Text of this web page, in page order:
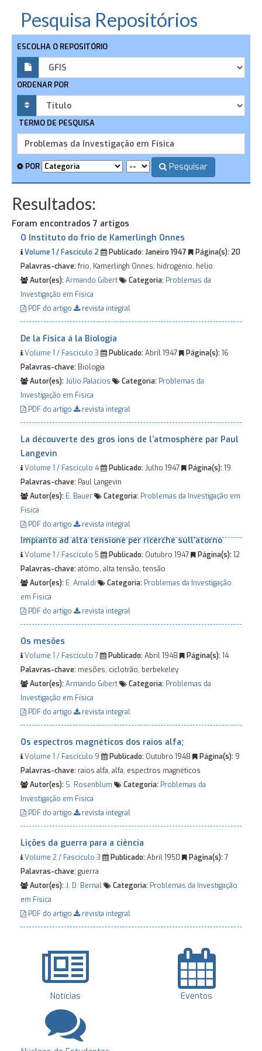
Pesquisa Repositórios
ESCOLHA O REPOSITÓRIO
ORDENAR POR
TERMO DE PESQUISA
POR Pesquisar
Resultados:
Foram encontrados 7 artigos
O Instituto do frio de Kamerlingh Onnes
Volume 1 / Fascículo 2 Publicado:Janeiro 1947 Página(s): 20
Palavras-chave:frio, Kamerlingh Onnes, hidrogénio, hélio
Autor(es):Armando Gibert Categoria: Problemas da
Investigação em Física
PDF do artigo
revista integral
De la Física á la Biologia
Volume 1 / Fascículo 3 Publicado:Abril 1947 Página(s):16
Palavras-chave: Biologia
Autor(es):Júlio Palácios Categoria: Problemas da
Investigação em Física
PDF do artigo
revista integral
La découverte des gros ions de l’atmosphère par Paul
Langevin
Volume 1 / Fascículo 4 Publicado:Julho 1947 Página(s):19
Palavras-chave: Paul Langevin
Autor(es): E. Bauer Categoria: Problemas da Investigação em
Física
PDF do artigo
revista integral
Impianto ad alta tensione per ricerche sull’atorno
Volume 1 / Fascículo 5 Publicado: Outubro 1947 Página(s):12
Palavras-chave:atómo, alta tensão, tensão
Autor(es): E. Amaldi Categoria: Problemas da Investigação
em Física
PDF do artigo
revista integral
Os mesões
Volume 1 / Fascículo 7 Publicado:Abril 1948 Página(s):14
Palavras-chave: mesões, ciclotrão, berbekeley
Autor(es):Armando Gibert Categoria: Problemas da
Investigação em Física
PDF do artigo
revista integral
Os espectros magnéticos dos raios alfa;
Volume 1 / Fascículo 9 Publicado: Outubro 1948 Página(s): 9
Palavras-chave: raios alfa, alfa, espectros magnéticos
Autor(es): S. Rosenblum Categoria: Problemas da
Investigação em Física
PDF do artigo
revista integral
Lições da guerra para a ciência
Volume 2 / Fascículo 3 Publicado:Abril 1950 Página(s):7
Palavras-chave:guerra
Autor(es):J. D. Bernal Categoria: Problemas da Investigação
em Física
PDF do artigo
revista integral
Notícias Eventos